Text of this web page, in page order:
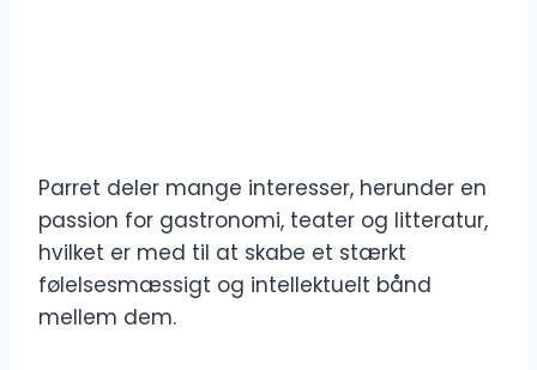
Parret deler mange interesser, herunder en
passion for gastronomi, teater og litteratur,
hvilket er med til at skabe et stærkt
følelsesmæssigt og intellektuelt bånd
mellem dem.